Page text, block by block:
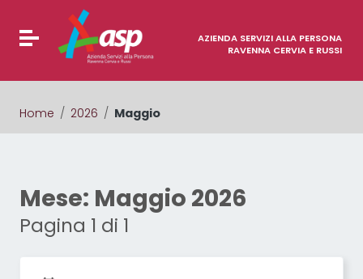
Vai ai contenuti
Vai al menu di navigazione
Vai al footer
Attiva / disattiva la navigazioneAZIENDA SERVIZI ALLA PERSONA
RAVENNA CERVIA E RUSSI
Home / 2026 / Maggio
Mese: Maggio 2026
Pagina 1 di 1